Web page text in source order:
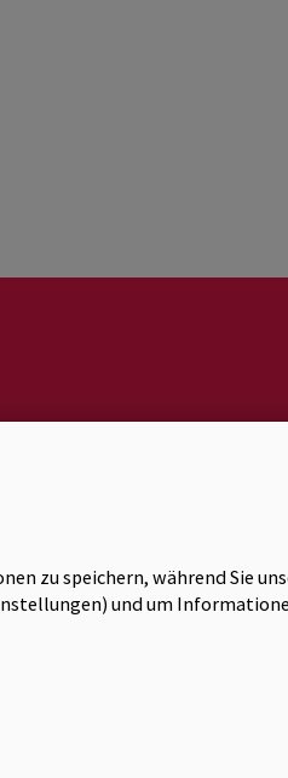
zu speichern, während Sie
und um